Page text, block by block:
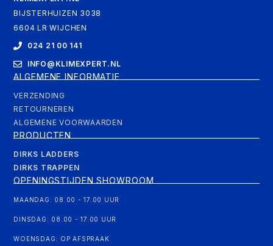
BIJSTERHUIZEN 3038
6604 LR WIJCHEN
024 21 00 141
INFO@KLIMEXPERT.NL
ALGEMENE INFORMATIE
VERZENDING
RETOURNEREN
ALGEMENE VOORWAARDEN
PRODUCTEN
DIRKS LADDERS
DIRKS TRAPPEN
OPENINGSTIJDEN SHOWROOM
MAANDAG: 08.00 - 17.00 UUR
DINSDAG: 08.00 - 17.00 UUR
WOENSDAG: OP AFSPRAAK